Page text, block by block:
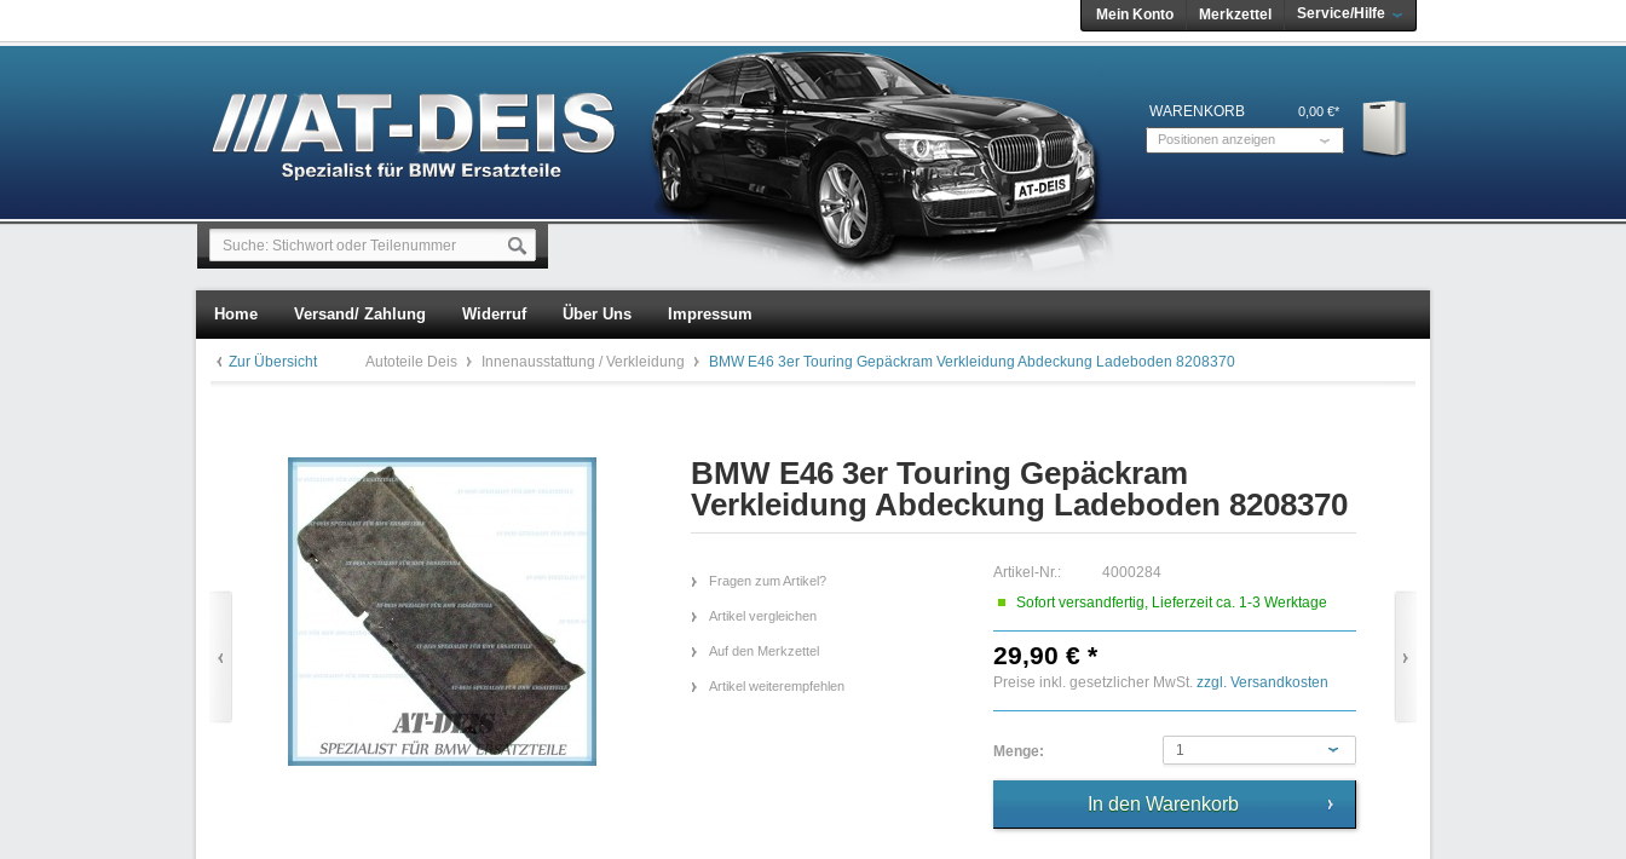
Mein Konto Merkzettel Service/Hilfe
WARENKORB
0,00 €*
Positionen anzeigen
Home Versand/ Zahlung Widerruf Über Uns Impressum
Zur Übersicht Autoteile Deis Innenausstattung / Verkleidung BMW E46 3er Touring Gepäckram Verkleidung Abdeckung Ladeboden 8208370
BMW E46 3er Touring Gepäckram
Verkleidung Abdeckung Ladeboden 8208370
Fragen zum Artikel?
Artikel vergleichen
Auf den Merkzettel
Artikel weiterempfehlen
Artikel-Nr.:
4000284
Sofort versandfertig, Lieferzeit ca. 1-3 Werktage
29,90 € *
Preise inkl. gesetzlicher MwSt. zzgl. Versandkosten
Menge: 1